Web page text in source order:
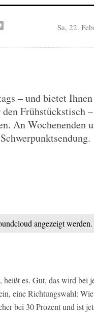
Sa, 22.
– und bietet
Frühstückstisch
An Wochenenden
angezeigt werden.
es. Gut, das wird bei
eine Richtungswahl:
bei 30 Prozent und ist